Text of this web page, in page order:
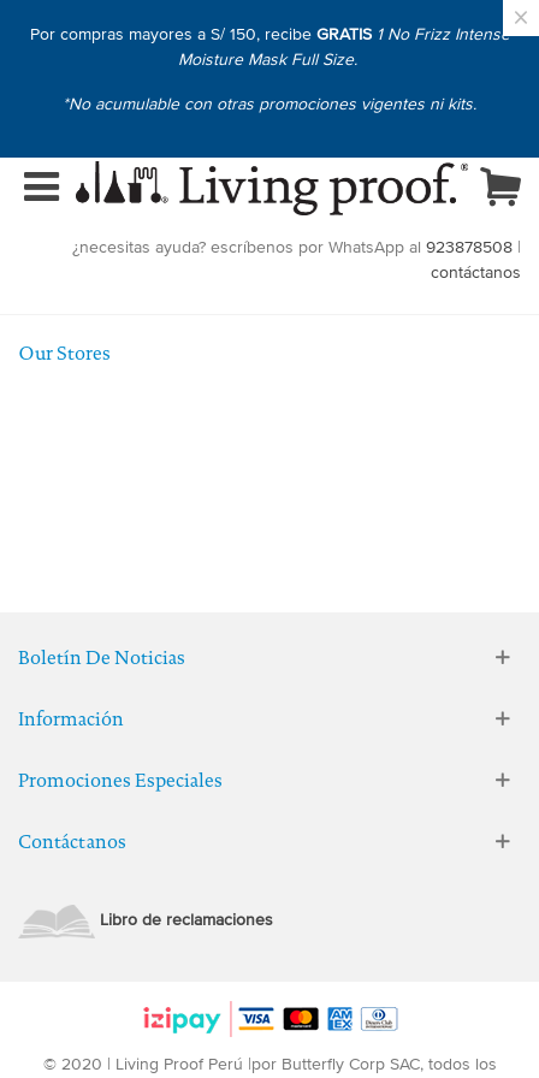
Por compras mayores a S/ 150, recibe GRATIS 1 No Frizz Intense
Moisture Mask Full Size.
*No acumulable con otras promociones vigentes ni kits.
×
¿necesitas ayuda? escríbenos por WhatsApp al 923878508 |
contáctanos
Our Stores
Boletín De Noticias
Promociones Especiales
Información
Contáctanos
Libro de reclamaciones
© 2020 | Living Proof Perú |por Butterfly Corp SAC, todos los